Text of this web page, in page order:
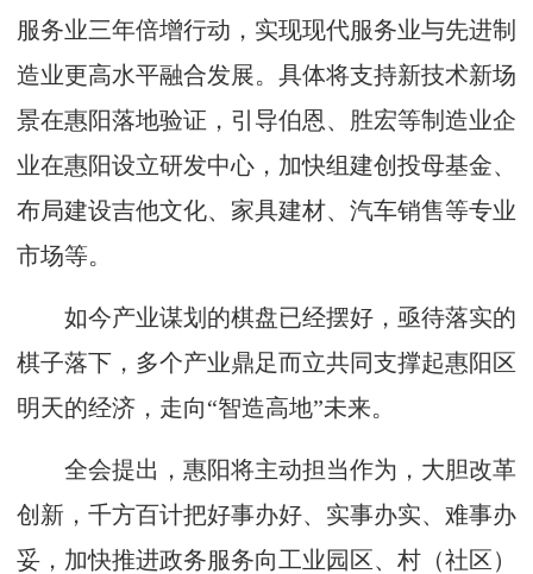
服务业三年倍增行动，实现现代服务业与先进制
造业更高水平融合发展。具体将支持新技术新场
景在惠阳落地验证，引导伯恩、胜宏等制造业企
业在惠阳设立研发中心，加快组建创投母基金、
布局建设吉他文化、家具建材、汽车销售等专业
市场等。
如今产业谋划的棋盘已经摆好，亟待落实的
棋子落下，多个产业鼎足而立共同支撑起惠阳区
明天的经济，走向“智造高地”未来。
全会提出，惠阳将主动担当作为，大胆改革
创新，千方百计把好事办好、实事办实、难事办
妥，加快推进政务服务向工业园区、村（社区）